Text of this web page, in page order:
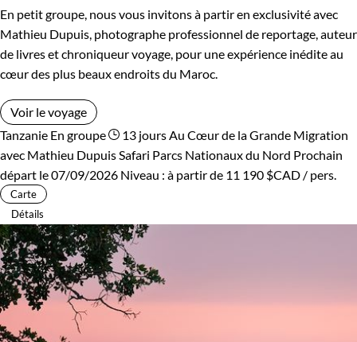
En petit groupe, nous vous invitons à partir en exclusivité avec
Mathieu Dupuis, photographe professionnel de reportage, auteur
de livres et chroniqueur voyage, pour une expérience inédite au
cœur des plus beaux endroits du Maroc.
Voir le voyage
Tanzanie En groupe 13 jours Au Cœur de la Grande Migration
avec Mathieu Dupuis Safari Parcs Nationaux du Nord Prochain
départ le 07/09/2026 Niveau : à partir de 11 190 $CAD / pers.
Carte
Détails